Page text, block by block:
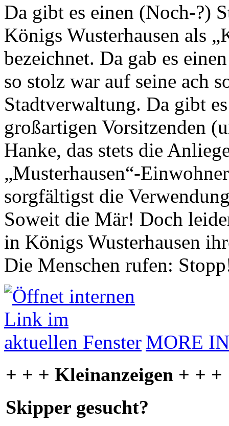
Da gibt es einen (Noch-?)
Königs Wusterhausen als
bezeichnet. Da gab es
so stolz war auf seine ach
Stadtverwaltung. Da gibt
großartigen Vorsitzenden
Hanke, das stets die
„Musterhausen“-
sorgfältigst die
Soweit die Mär! Doch
in Königs Wusterhausen
Die Menschen rufen:
MORE
+ + + Kleinanzeigen + + +
Skipper gesucht?